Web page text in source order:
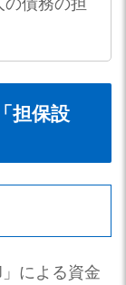
担保設
による資金